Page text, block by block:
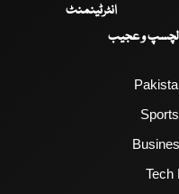
انٹرٹینمنٹ
و عجیب
Tech